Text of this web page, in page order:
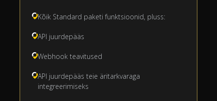
Kõik Standard paketi funktsioonid, pluss:
API juurdepääs
Webhook teavitused
API juurdepääs teie äritarkvaraga
integreerimiseks